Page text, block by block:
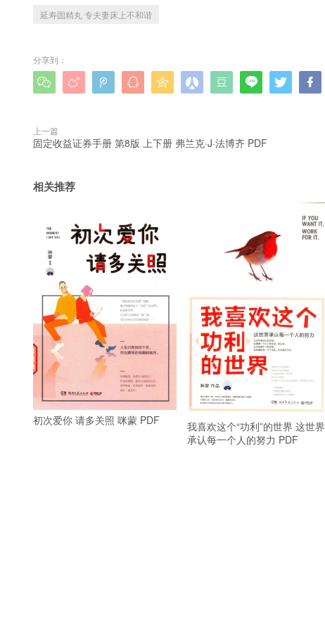
延寿固精丸 专夫妻床上不和谐
分享到：
         
上一篇
固定收益证券手册 第8版 上下册 弗兰克·J·法博齐 PDF
相关推荐
初次爱你 请多关照 咪蒙 PDF
我喜欢这个“功利”的世界 这世界
承认每一个人的努力 PDF